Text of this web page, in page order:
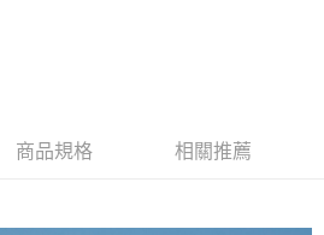
繳費通知簡訊。
，點擊此簡訊中的連結，可透過四大超商／
享後付 」之結帳頁面顯示為準，若有關於
商品規格 相關推薦